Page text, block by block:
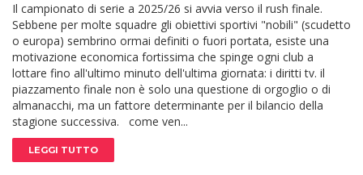
Il campionato di serie a 2025/26 si avvia verso il rush finale.
Sebbene per molte squadre gli obiettivi sportivi "nobili" (scudetto
o europa) sembrino ormai definiti o fuori portata, esiste una
motivazione economica fortissima che spinge ogni club a
lottare fino all'ultimo minuto dell'ultima giornata: i diritti tv. il
piazzamento finale non è solo una questione di orgoglio o di
almanacchi, ma un fattore determinante per il bilancio della
stagione successiva. come ven...
LEGGI TUTTO